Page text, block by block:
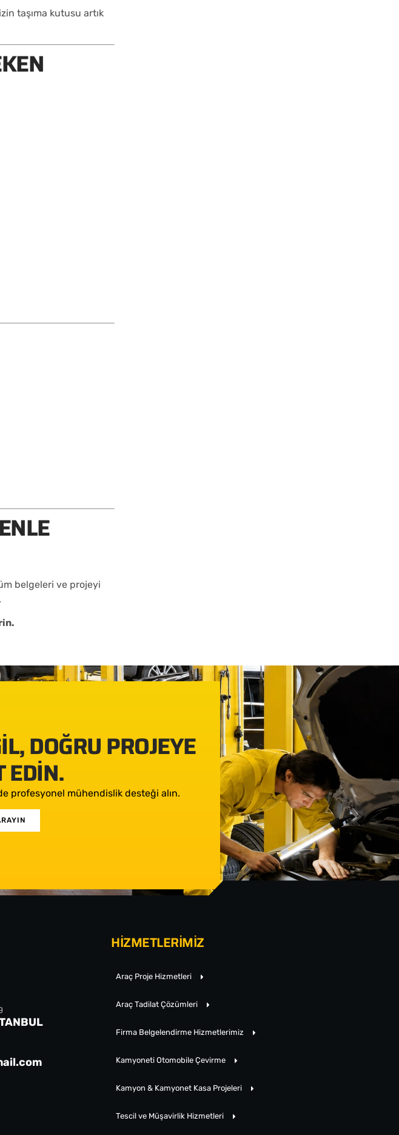
taşıma kutusu artık
belgeleri ve projeyi
DOĞRU PROJEYE
EDIN.
profesyonel mühendislik desteği alın.
HİZMETLERİMİZ
Araç Proje Hizmetleri
Araç Tadilat Çözümleri
Firma Belgelendirme Hizmetlerimiz
Kamyoneti Otomobile Çevirme
Kamyon & Kamyonet Kasa Projeleri
Tescil ve Müşavirlik Hizmetleri